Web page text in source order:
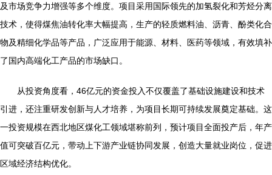
及市场竞争力增强等多个维度。项目采用国际领先的加氢裂化和芳烃分离
技术，使得煤焦油转化率大幅提高，生产的轻质燃料油、沥青、酚类化合
物及精细化学品等产品，广泛应用于能源、材料、医药等领域，有效填补
了国内高端化工产品的市场缺口。
从投资角度看，46亿元的资金投入不仅覆盖了基础设施建设和技术
引进，还注重研发创新与人才培养，为项目长期可持续发展奠定基础。这
一投资规模在西北地区煤化工领域堪称前列，预计项目全面投产后，年产
值可突破百亿元，带动上下游产业链协同发展，创造大量就业岗位，促进
区域经济结构优化。